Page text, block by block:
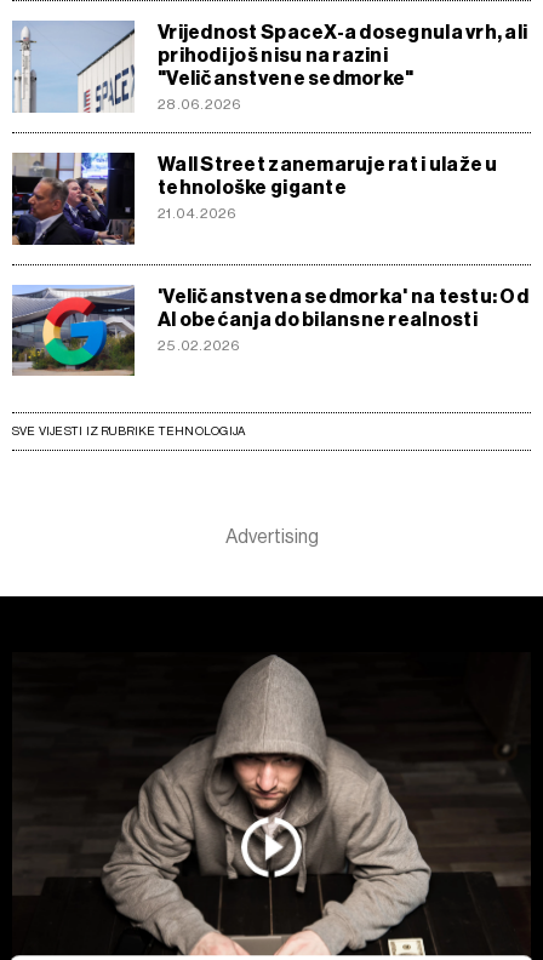
Vrijednost SpaceX-a dosegnula vrh, ali
prihodi još nisu na razini
"Veličanstvene sedmorke"
28.06.2026
Wall Street zanemaruje rat i ulaže u
tehnološke gigante
21.04.2026
'Veličanstvena sedmorka' na testu: Od
AI obećanja do bilansne realnosti
25.02.2026
SVE VIJESTI IZ RUBRIKE TEHNOLOGIJA